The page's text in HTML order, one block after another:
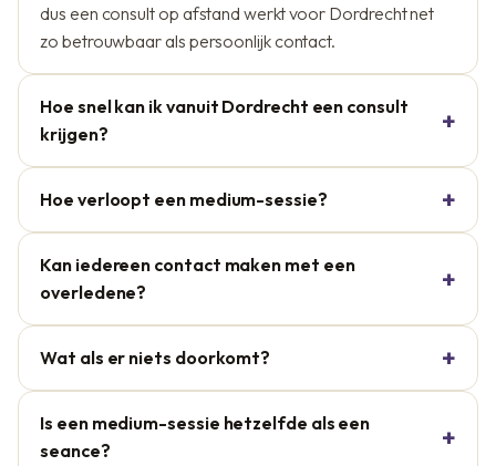
dus een consult op afstand werkt voor Dordrecht net
zo betrouwbaar als persoonlijk contact.
Hoe snel kan ik vanuit Dordrecht een consult
krijgen?
Hoe verloopt een medium-sessie?
Kan iedereen contact maken met een
overledene?
Wat als er niets doorkomt?
Is een medium-sessie hetzelfde als een
seance?